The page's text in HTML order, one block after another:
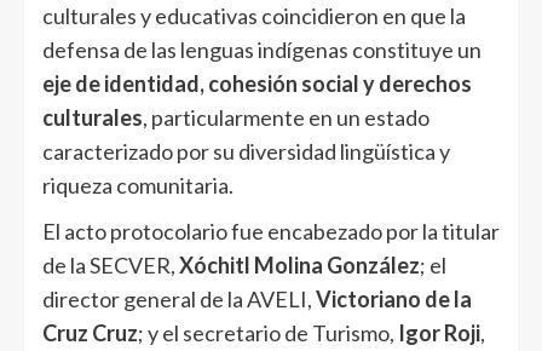
culturales y educativas coincidieron en que la
defensa de las lenguas indígenas constituye un
eje de identidad, cohesión social y derechos
culturales, particularmente en un estado
caracterizado por su diversidad lingüística y
riqueza comunitaria.
El acto protocolario fue encabezado por la titular
de la SECVER,Xóchitl Molina González; el
director general de la AVELI,Victoriano de la
Cruz Cruz; y el secretario de Turismo, Igor Roji,